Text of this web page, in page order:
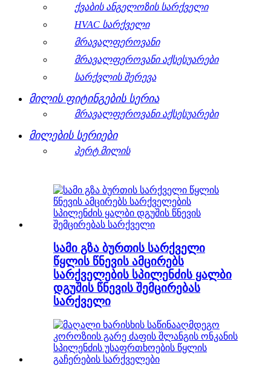
ქვაბის ანგელოზის სარქველი
HVAC სარქველი
მრავალფეროვანი
მრავალფეროვანი აქსესუარები
სარქვლის შერევა
მილის ფიტინგების სერია
მრავალფეროვანი აქსესუარები
მილების სერიები
პერტ მილის
სამი გზა ბურთის სარქველი
წყლის წნევის ამცირებს
სარქველების სპილენძის ყალბი
დგუშის წნევის შემცირებას
სარქველი